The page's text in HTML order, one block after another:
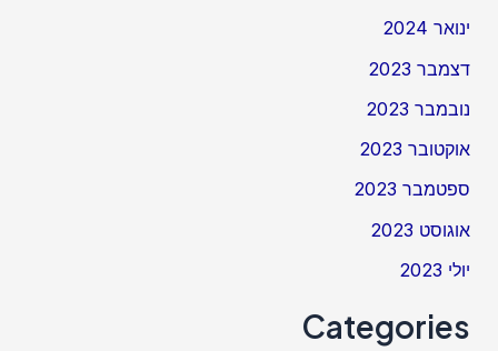
ינואר 2024
דצמבר 2023
נובמבר 2023
אוקטובר 2023
ספטמבר 2023
אוגוסט 2023
יולי 2023
Categories